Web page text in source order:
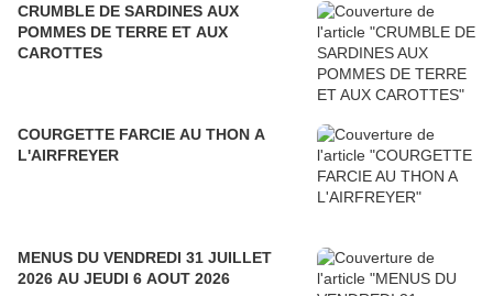
CRUMBLE DE SARDINES AUX
POMMES DE TERRE ET AUX
CAROTTES
COURGETTE FARCIE AU THON A
L'AIRFREYER
MENUS DU VENDREDI 31 JUILLET
2026 AU JEUDI 6 AOUT 2026